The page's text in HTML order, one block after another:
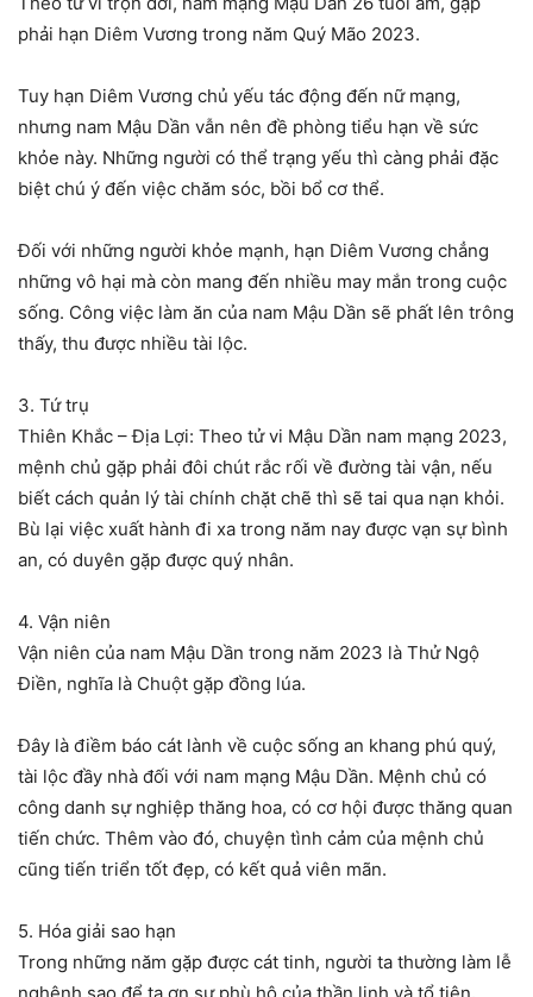
phải hạn Diêm Vương trong năm Quý Mão 2023.
Tuy hạn Diêm Vương chủ yếu tác động đến nữ mạng,
nhưng nam Mậu Dần vẫn nên đề phòng tiểu hạn về sức
khỏe này. Những người có thể trạng yếu thì càng phải đặc
biệt chú ý đến việc chăm sóc, bồi bổ cơ thể.
Đối với những người khỏe mạnh, hạn Diêm Vương chẳng
những vô hại mà còn mang đến nhiều may mắn trong cuộc
sống. Công việc làm ăn của nam Mậu Dần sẽ phất lên trông
thấy, thu được nhiều tài lộc.
3. Tứ trụ
Thiên Khắc – Địa Lợi: Theo tử vi Mậu Dần nam mạng 2023,
mệnh chủ gặp phải đôi chút rắc rối về đường tài vận, nếu
biết cách quản lý tài chính chặt chẽ thì sẽ tai qua nạn khỏi.
Bù lại việc xuất hành đi xa trong năm nay được vạn sự bình
an, có duyên gặp được quý nhân.
4. Vận niên
Vận niên của nam Mậu Dần trong năm 2023 là Thử Ngộ
Điền, nghĩa là Chuột gặp đồng lúa.
Đây là điềm báo cát lành về cuộc sống an khang phú quý,
tài lộc đầy nhà đối với nam mạng Mậu Dần. Mệnh chủ có
công danh sự nghiệp thăng hoa, có cơ hội được thăng quan
tiến chức. Thêm vào đó, chuyện tình cảm của mệnh chủ
cũng tiến triển tốt đẹp, có kết quả viên mãn.
5. Hóa giải sao hạn
Trong những năm gặp được cát tinh, người ta thường làm lễ
nghênh sao để tạ ơn sự phù hộ của thần linh và tổ tiên.